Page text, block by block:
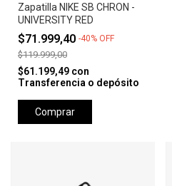
Zapatilla NIKE SB CHRON -
UNIVERSITY RED
$71.999,40 -40% OFF
$119.999,00
$61.199,49 con
Transferencia o depósito
Comprar